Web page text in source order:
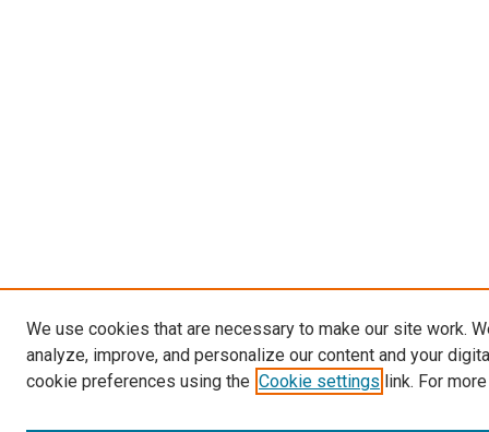
We use cookies that are necessary to make our site work.
analyze, improve, and personalize our content and your
cookie preferences using the Cookie settings link. For